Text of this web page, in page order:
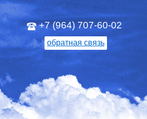
+7 (964) 707-60-02
обратная связь